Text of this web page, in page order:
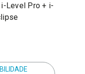
Level Pro + i-